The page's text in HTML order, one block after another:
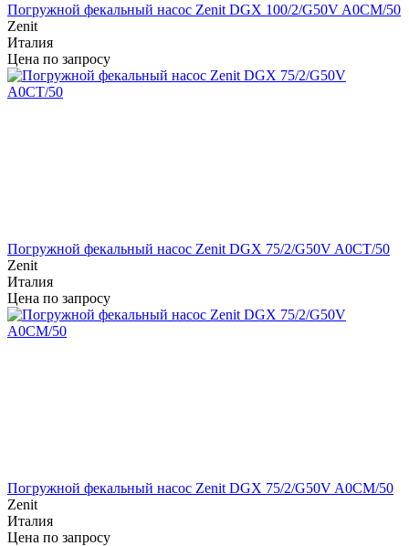
Погружной фекальный насос Zenit DGX 100/2/G50V A0CM/50
Zenit
Италия
Цена по запросу
Погружной фекальный насос Zenit DGX 75/2/G50V A0CT/50
Zenit
Италия
Цена по запросу
Погружной фекальный насос Zenit DGX 75/2/G50V A0CM/50
Zenit
Италия
Цена по запросу